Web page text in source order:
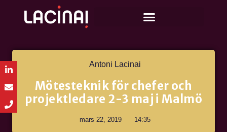
Antoni Lacinai
Mötesteknik för chefer och
projektledare 2-3 maj i Malmö
mars 22, 2019 14:35